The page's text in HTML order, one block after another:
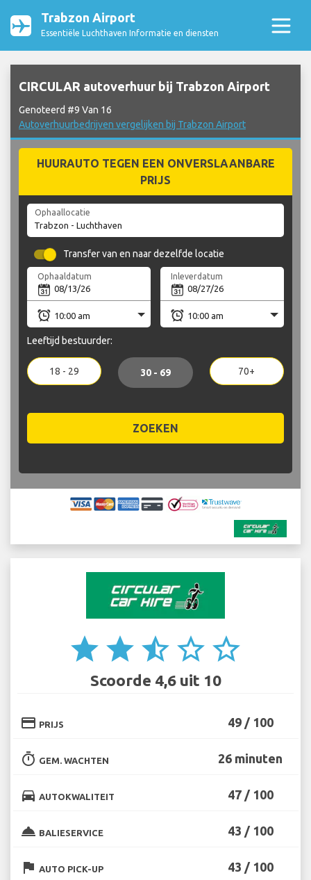
Trabzon Airport
Essentiële Luchthaven Informatie en diensten
CIRCULAR autoverhuur bij Trabzon Airport
Genoteerd #9 Van 16
Autoverhuurbedrijven vergelijken bij Trabzon Airport
HUURAUTO TEGEN EEN ONVERSLAANBARE
PRIJS
Ophaallocatie
Transfer van en naar dezelfde locatie
Ophaaldatum Inleverdatum
Leeftijd bestuurder:
18 - 29 30 - 69 70+
ZOEKEN
star star star_half star_border star_border
Scoorde 4,6 uit 10
credit_card PRIJS 49 / 100
timer GEM. WACHTEN 26 minuten
directions_car AUTOKWALITEIT 47 / 100
room_service BALIESERVICE 43 / 100
flag AUTO PICK-UP 43 / 100